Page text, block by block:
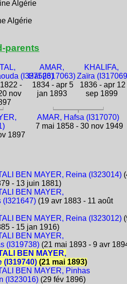
Algérie
Algérie
parents
(I327526)
-
nov
AMAR,
Haï (I317063)
1834 - apr 5
jan 1893
KHALIFA,
Zaïra
1836 - apr 12
sep 1899
1897
AMAR, Hafsa (I317070)
7 mai 1858 - 30 nov 1949
BEN MAYER, Reina (I323014)
- 13 juin 1881)
BEN MAYER,
(I321647)(19 avr 1883 - 11 août
BEN MAYER, Reina (I323012)
- 15 jan 1916)
BEN MAYER,
(I319738)(21 mai 1893 - 9 avr
BEN MAYER,
(I319740)(21 mai 1893)
BEN MAYER, Pinhas
(I323016)(29 fév 1896)